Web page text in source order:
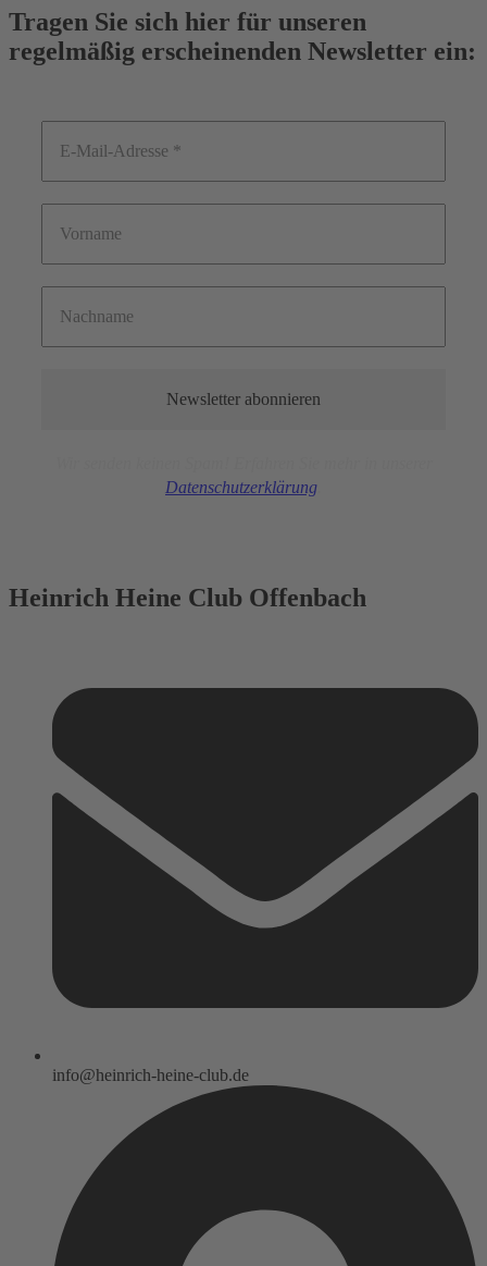
Tragen Sie sich hier für unseren
regelmäßig erscheinenden Newsletter ein:
Datenschutzerklärung
Heinrich Heine Club Offenbach
info@heinrich-heine-club.de